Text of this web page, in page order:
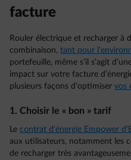
facture
Rouler électrique et recharger à
combinaison, tant pour
portefeuille, même s’il s’agit
impact sur votre facture
plusieurs façons d’optimiser vos
1. Choisir le « bon » tarif
Le contrat d'énergie Empower
aux utilisateurs, notamment les
de recharger très